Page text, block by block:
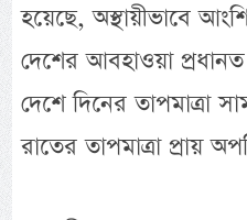
হয়েছে, অস্থায়ীভাবে
দেশের আবহাওয়া প্রধানত
দেশে দিনের তাপমাত্রা
রাতের তাপমাত্রা প্রায়